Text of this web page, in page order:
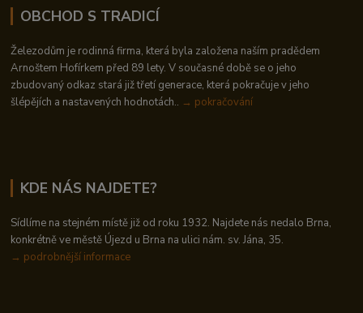
OBCHOD S TRADICÍ
Železodům je rodinná firma, která byla založena naším pradědem
Arnoštem Hofírkem před 89 lety. V současné době se o jeho
zbudovaný odkaz stará již třetí generace, která pokračuje v jeho
šlépějích a nastavených hodnotách.. → pokračování
KDE NÁS NAJDETE?
Sídlíme na stejném místě již od roku 1932. Najdete nás nedalo Brna,
konkrétně ve městě Újezd u Brna na ulici nám. sv. Jána, 35.
→ podrobnější informace